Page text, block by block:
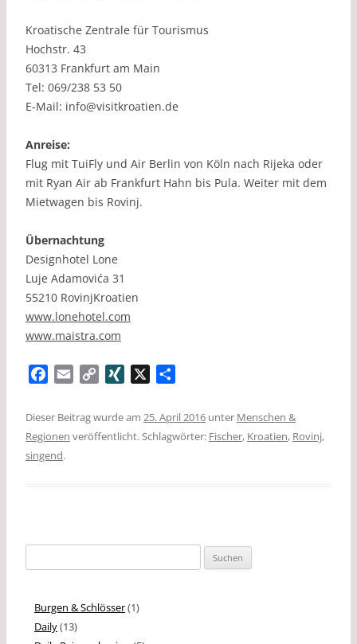
Kroatische Zentrale für Tourismus
Hochstr. 43
60313 Frankfurt am Main
Tel: 069/238 53 50
E-Mail: info@visitkroatien.de
Anreise:
Flug mit TuiFly und Air Berlin von Köln nach Rijeka oder
mit Ryan Air ab Frankfurt Hahn bis Pula. Weiter mit dem
Mietwagen bis Rovinj.
Übernachtung
Designhotel Lone
Luje Adamovića 31
55210 RovinjKroatien
www.lonehotel.com
www.maistra.com
c
e
b
a
i
p
y
N
G
i
l
Dieser Beitrag wurde am 25. April 2016 unter Menschen &
Regionen veröffentlicht. Schlagwörter: Fischer, Kroatien, Rovinj,
singend.
nach:
Burgen & Schlösser(1)
Daily(13)